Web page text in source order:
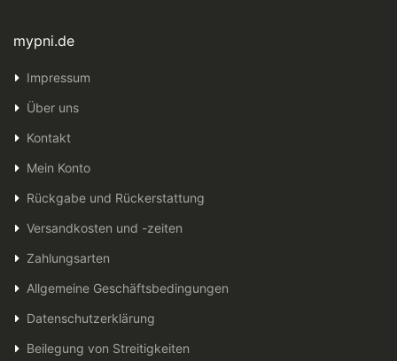
mypni.de
Impressum
Über uns
Kontakt
Mein Konto
Rückgabe und Rückerstattung
Versandkosten und -zeiten
Zahlungsarten
Allgemeine Geschäftsbedingungen
Datenschutzerklärung
Beilegung von Streitigkeiten